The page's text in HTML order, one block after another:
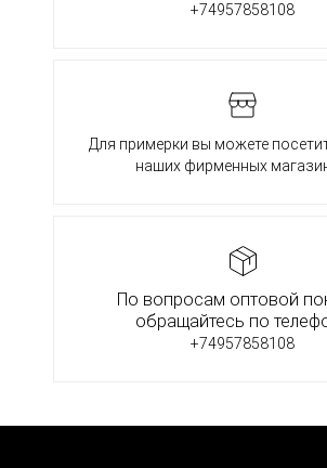
+74957858108
Для примерки вы можете
наших фирменных
По вопросам оптовой
обращайтесь по
+74957858108